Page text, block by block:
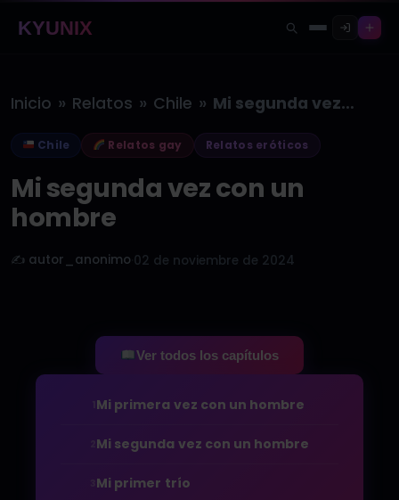
KYUNIX
Inicio » Relatos » Chile » Mi segunda vez con un hombre
Chile Relatos gay Relatos eróticos
Mi segunda vez con un
hombre
✍️ autor_anonimo 02 de noviembre de 2024
Ver todos los capítulos
Mi primera vez con un hombre
Mi segunda vez con un hombre
Mi primer trío